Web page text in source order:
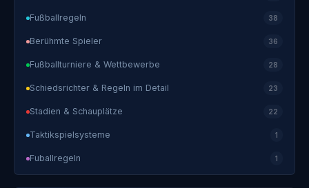
Fußballregeln 38
Berühmte Spieler 36
Fußballturniere & Wettbewerbe 28
Schiedsrichter & Regeln im Detail 23
Stadien & Schauplätze 22
Taktikspielsysteme 1
Fuballregeln 1